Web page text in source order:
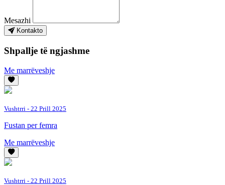
Mesazhi
Kontakto
Shpallje të ngjashme
Me marrëveshje
Vushtrri - 22 Prill 2025
Fustan per femra
Me marrëveshje
Vushtrri - 22 Prill 2025